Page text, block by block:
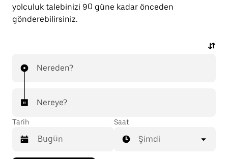
yolculuk talebinizi 90 güne kadar önceden
gönderebilirsiniz.
Nereden?
Nereye?
Tarih Saat
Şimdi